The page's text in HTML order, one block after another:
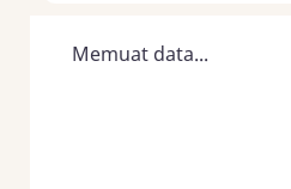
Memuat data...